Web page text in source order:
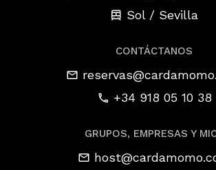
Sol / Sevilla
CONTÁCTANOS
+34 918 05 10 38
GRUPOS, EMPRESAS Y